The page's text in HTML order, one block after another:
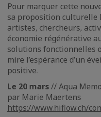
Pour marquer cette
sa proposition culturelle
artistes, chercheurs,
économie régénérative
solutions fonctionnelles
mire l’espérance d’un
positive.
Le 20 mars// Aqua
par Marie Maertens
https://www.hiflow.ch/